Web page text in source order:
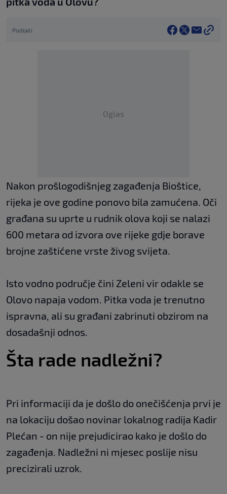
Podijeli
Oglas
Nakon prošlogodišnjeg zagađenja Bioštice,
rijeka je ove godine ponovo bila zamućena. Oči
građana su uprte u rudnik olova koji se nalazi
600 metara od izvora ove rijeke gdje borave
brojne zaštićene vrste živog svijeta.
Isto vodno područje čini Zeleni vir odakle se
Olovo napaja vodom. Pitka voda je trenutno
ispravna, ali su građani zabrinuti obzirom na
dosadašnji odnos.
Šta rade nadležni?
Pri informaciji da je došlo do onečišćenja prvi je
na lokaciju došao novinar lokalnog radija Kadir
Plećan - on nije prejudicirao kako je došlo do
zagađenja. Nadležni ni mjesec poslije nisu
precizirali uzrok.